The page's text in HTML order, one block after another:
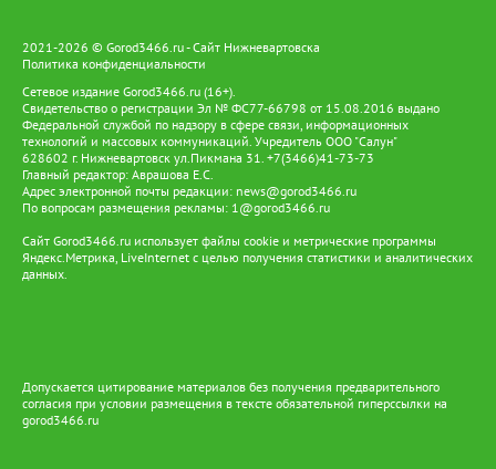
2021-2026 © Gorod3466.ru - Сайт Нижневартовска
Политика конфиденциальности
Сетевое издание Gorod3466.ru (16+).
Свидетельство о регистрации Эл № ФС77-66798 от 15.08.2016 выдано
Федеральной службой по надзору в сфере связи, информационных
технологий и массовых коммуникаций. Учредитель ООО "Салун"
628602 г. Нижневартовск ул.Пикмана 31. +7(3466)41-73-73
Главный редактор: Аврашова Е.С.
Адрес электронной почты редакции: news@gorod3466.ru
По вопросам размещения рекламы: 1@gorod3466.ru
Сайт Gorod3466.ru использует файлы cookie и метрические программы
Яндекс.Метрика, LiveInternet с целью получения статистики и аналитических
данных.
Допускается цитирование материалов без получения предварительного
согласия при условии размещения в тексте обязательной гиперссылки на
gorod3466.ru